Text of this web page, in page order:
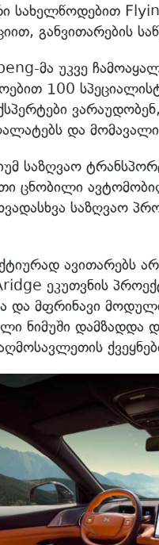
სახელწოდებით
განვითარების
მა უკვე
100
და
საზღვაო
ცნობილი
საზღვაო
ავითარებს
ეკუთვნის
მფრინავი
ნიმუში დამზადდა